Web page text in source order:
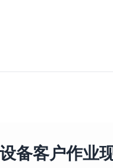
备客户作业